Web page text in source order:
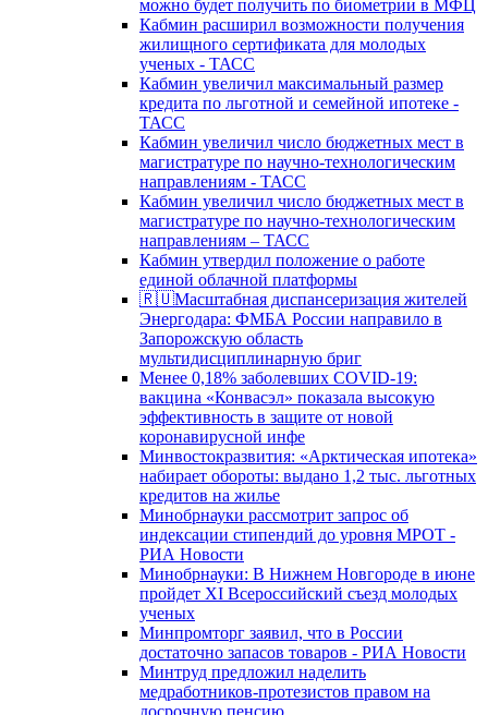
можно будет получить по биометрии в МФЦ
Кабмин расширил возможности получения
жилищного сертификата для молодых
ученых - ТАСС
Кабмин увеличил максимальный размер
кредита по льготной и семейной ипотеке -
ТАСС
Кабмин увеличил число бюджетных мест в
магистратуре по научно-технологическим
направлениям - ТАСС
Кабмин увеличил число бюджетных мест в
магистратуре по научно-технологическим
направлениям – ТАСС
Кабмин утвердил положение о работе
единой облачной платформы
🇷🇺Масштабная диспансеризация жителей
Энергодара: ФМБА России направило в
Запорожскую область
мультидисциплинарную бриг
Менее 0,18% заболевших COVID-19:
вакцина «Конвасэл» показала высокую
эффективность в защите от новой
коронавирусной инфе
Минвостокразвития: «Арктическая ипотека»
набирает обороты: выдано 1,2 тыс. льготных
кредитов на жилье
Минобрнауки рассмотрит запрос об
индексации стипендий до уровня МРОТ -
РИА Новости
Минобрнауки: В Нижнем Новгороде в июне
пройдет XI Всероссийский съезд молодых
ученых
Минпромторг заявил, что в России
достаточно запасов товаров - РИА Новости
Минтруд предложил наделить
медработников-протезистов правом на
досрочную пенсию